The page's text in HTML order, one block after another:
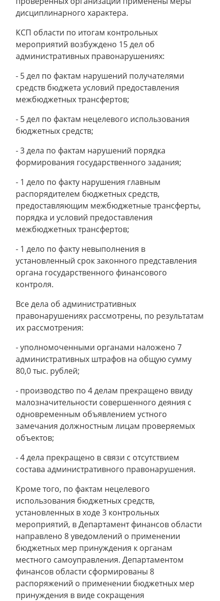
дисциплинарного характера.
КСП области по итогам контрольных
мероприятий возбуждено 15 дел об
административных правонарушениях:
- 5 дел по фактам нарушений получателями
средств бюджета условий предоставления
межбюджетных трансфертов;
- 5 дел по фактам нецелевого использования
бюджетных средств;
- 3 дела по фактам нарушений порядка
формирования государственного задания;
- 1 дело по факту нарушения главным
распорядителем бюджетных средств,
предоставляющим межбюджетные трансферты,
порядка и условий предоставления
межбюджетных трансфертов;
- 1 дело по факту невыполнения в
установленный срок законного представления
органа государственного финансового
контроля.
Все дела об административных
правонарушениях рассмотрены, по результатам
их рассмотрения:
- уполномоченными органами наложено 7
административных штрафов на общую сумму
80,0 тыс. рублей;
- производство по 4 делам прекращено ввиду
малозначительности совершенного деяния с
одновременным объявлением устного
замечания должностным лицам проверяемых
объектов;
- 4 дела прекращено в связи с отсутствием
состава административного правонарушения.
Кроме того, по фактам нецелевого
использования бюджетных средств,
установленных в ходе 3 контрольных
мероприятий, в Департамент финансов области
направлено 8 уведомлений о применении
бюджетных мер принуждения к органам
местного самоуправления. Департаментом
финансов области сформированы 8
распоряжений о применении бюджетных мер
принуждения в виде сокращения